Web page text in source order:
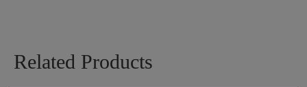
Related Products